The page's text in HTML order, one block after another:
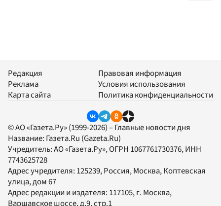
Редакция
Реклама
Карта сайта
Правовая информация
Условия использования
Политика конфиденциальности
© АО «Газета.Ру» (1999-2026) – Главные новости дня
Название: Газета.Ru (Gazeta.Ru)
Учредитель:АО «Газета.Ру», ОГРН 1067761730376, ИНН
7743625728
Адрес учредителя: 125239, Россия, Москва, Коптевская
улица, дом 67
Адрес редакции и издателя: 117105, г. Москва,